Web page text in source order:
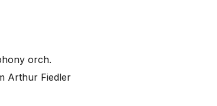
orch.
Arthur Fiedler